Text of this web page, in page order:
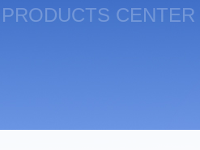
PRODUCTS CENTER